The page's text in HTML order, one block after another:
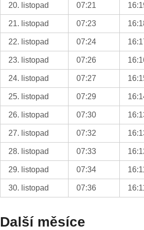
20. listopad 07:21
21. listopad 07:23
22. listopad 07:24
23. listopad 07:26
24. listopad 07:27
25. listopad 07:29
26. listopad 07:30
27. listopad 07:32
28. listopad 07:33
29. listopad 07:34
30. listopad 07:36
Další měsíce